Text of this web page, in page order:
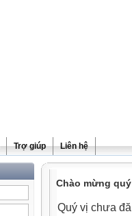
Trợ giúp Liên hệ
Chào mừng
Quý vị chưa